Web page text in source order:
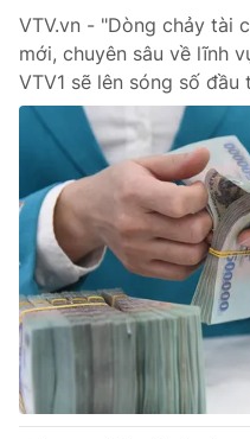
VTV.vn - "Dòng chảy tài
mới, chuyên sâu về lĩnh
VTV1 sẽ lên sóng số đầu